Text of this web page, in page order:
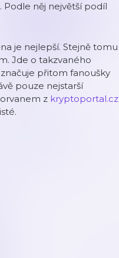
něj největší podíl
je nejlepší. Stejně tomu
Jde o takzvaného
přitom fanoušky
pouze nejstarší
z kryptoportal.cz